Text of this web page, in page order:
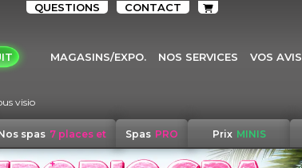
QUESTIONS CONTACT
MAGASINS/EXPO. NOS SERVICES VOS AVIS
visio
spas 7 places et
+
Spas PRO Prix MINIS